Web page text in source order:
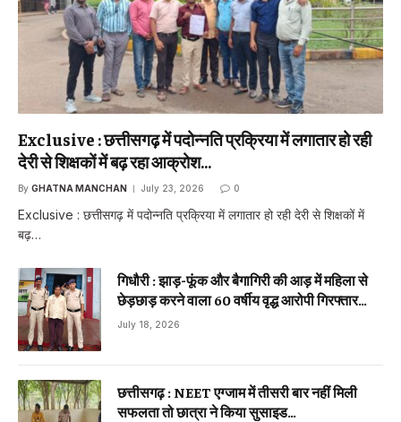
Exclusive : छत्तीसगढ़ में पदोन्नति प्रक्रिया में लगातार हो रही
देरी से शिक्षकों में बढ़ रहा आक्रोश…
By GHATNA MANCHAN July 23, 2026 0
Exclusive : छत्तीसगढ़ में पदोन्नति प्रक्रिया में लगातार हो रही देरी से शिक्षकों में
बढ़…
गिधौरी : झाड़-फूंक और बैगागिरी की आड़ में महिला से
छेड़छाड़ करने वाला 60 वर्षीय वृद्ध आरोपी गिरफ्तार…
July 18, 2026
छत्तीसगढ़ : NEET एग्जाम में तीसरी बार नहीं मिली
सफलता तो छात्रा ने किया सुसाइड…